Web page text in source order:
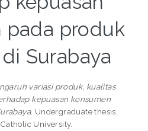
pada produk
Surabaya
variasi produk, kualitas
kepuasan konsumen
Undergraduate thesis,
University.